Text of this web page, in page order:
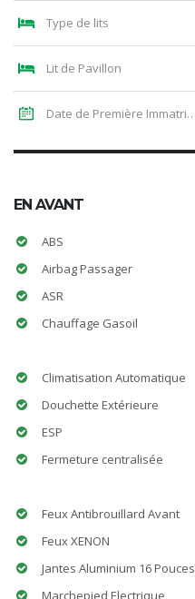
Type de lits
Lit de Pavillon
Date de Première Immatriculation
EN AVANT
ABS
Airbag Passager
ASR
Chauffage Gasoil
Climatisation Automatique
Douchette Extérieure
ESP
Fermeture centralisée
Feux Antibrouillard Avant
Feux XENON
Jantes Aluminium 16 Pouces